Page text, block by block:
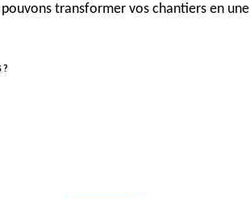
transformer vos chantiers en une